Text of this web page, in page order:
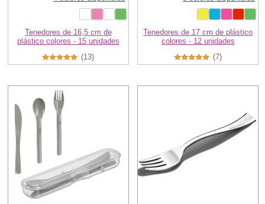
Tenedores de 16,5 cm de
plástico colores - 15 unidades
(13)
Tenedores de 17 cm de plástico
colores - 12 unidades
(7)